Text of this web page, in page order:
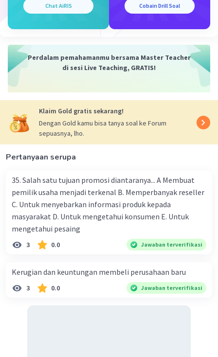
Iklan
Chat AiRIS Cobain Drill Soal
Perdalam pemahamanmu bersama Master Teacher
di sesi Live Teaching, GRATIS!
Klaim Gold gratis sekarang!
Dengan Gold kamu bisa tanya soal ke Forum
sepuasnya, lho.
Pertanyaan serupa
35. Salah satu tujuan promosi diantaranya... A Membuat
pemilik usaha menjadi terkenal B. Memperbanyak reseller
C. Untuk menyebarkan informasi produk kepada
masyarakat D. Untuk mengetahui konsumen E. Untuk
mengetahui pesaing
3 0.0 Jawaban terverifikasi
Kerugian dan keuntungan membeli perusahaan baru
3 0.0 Jawaban terverifikasi